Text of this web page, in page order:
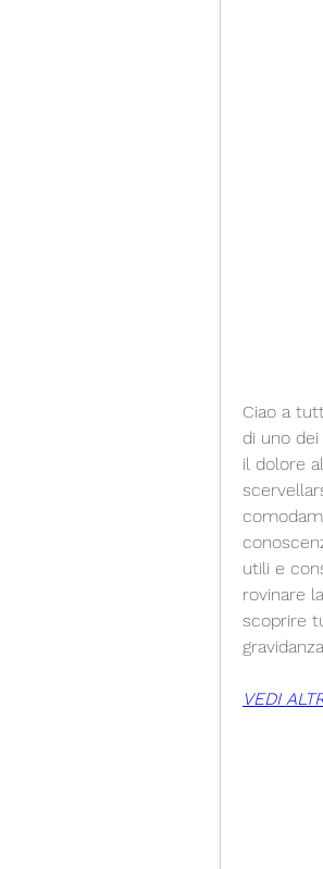
Ciao a
di uno
il dolore
utili e
rovinare
scoprire
VEDI